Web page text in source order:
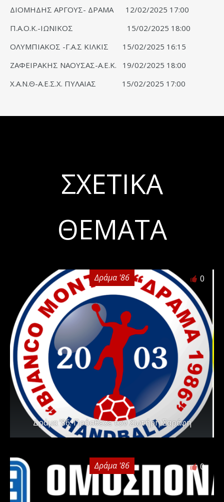
ΔΙΟΜΗΔΗΣ ΑΡΓΟΥΣ- ΔΡΑΜΑ 12/02/2025 17:00
Π.Α.Ο.Κ.-ΙΩΝΙΚΟΣ 15/02/2025 18:00
ΟΛΥΜΠΙΑΚΟΣ -Γ.Α.Σ ΚΙΛΚΙΣ 15/02/2025 16:15
ΖΑΦΕΙΡΑΚΗΣ ΝΑΟΥΣΑΣ-Α.Ε.Κ. 19/02/2025 18:00
Χ.Α.Ν.Θ-Α.Ε.Σ.Χ. ΠΥΛΑΙΑΣ 15/02/2025 17:00
ΣΧΕΤΙΚΆ
ΘΈΜΑΤΑ
Δράμα '86 0
Δράμα ’86: Πρόσθεσε τον Σωτήρη Σαράφη
Δράμα '86 0